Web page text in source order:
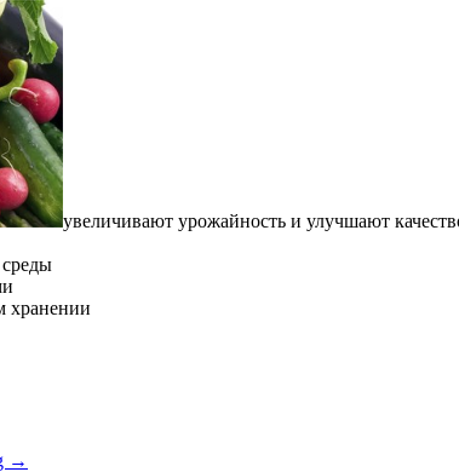
увеличивают урожайность и улучшают
хранении
→